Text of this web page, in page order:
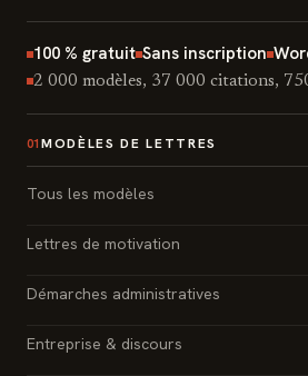
100 % gratuit Sans inscription
2 000 modèles, 37 000 citations,
01 MODÈLES DE LETTRES
Tous les modèles
Lettres de motivation
Démarches administratives
Entreprise & discours